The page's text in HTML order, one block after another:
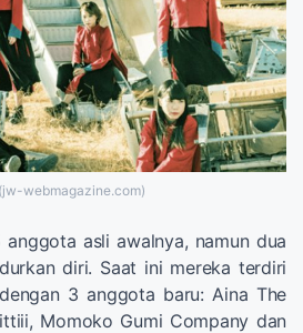
webmagazine.com)
asli awalnya, namun dua
diri. Saat ini mereka terdiri
3 anggota baru: Aina The
Momoko Gumi Company dan